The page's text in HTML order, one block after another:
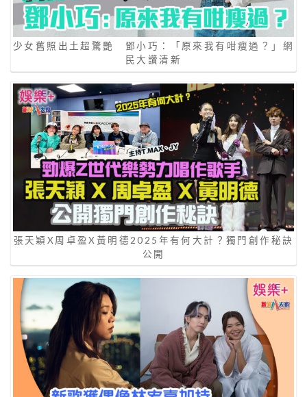
少女舊照出土超驚艷 鄧小巧：「原來我有咁瘦過？」網
民大讚清新
張天穎X周卓盈X黃明德2025年有何大計？獨門創作秘訣
公開